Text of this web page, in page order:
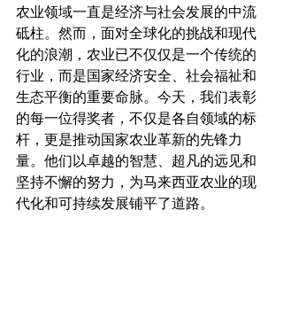
农业领域一直是经济与社会发展的中流
砥柱。然而，面对全球化的挑战和现代
化的浪潮，农业已不仅仅是一个传统的
行业，而是国家经济安全、社会福祉和
生态平衡的重要命脉。今天，我们表彰
的每一位得奖者，不仅是各自领域的标
杆，更是推动国家农业革新的先锋力
量。他们以卓越的智慧、超凡的远见和
坚持不懈的努力，为马来西亚农业的现
代化和可持续发展铺平了道路。